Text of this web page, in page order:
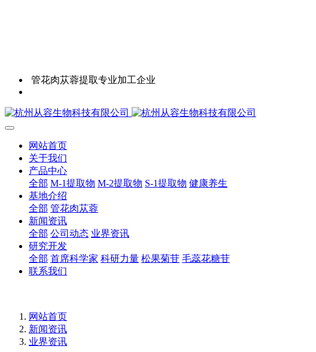
管花肉苁蓉提取专业加工企业
网站首页
关于我们
产品中心
全部 M-1提取物 M-2提取物 S-1提取物 健康养生
基地介绍
全部 管花肉苁蓉
新闻资讯
全部 公司动态 业界资讯
研究开发
全部 首席科学家 科研力量 松果菊苷 毛蕊花糖苷
联系我们
网站首页
新闻资讯
业界资讯